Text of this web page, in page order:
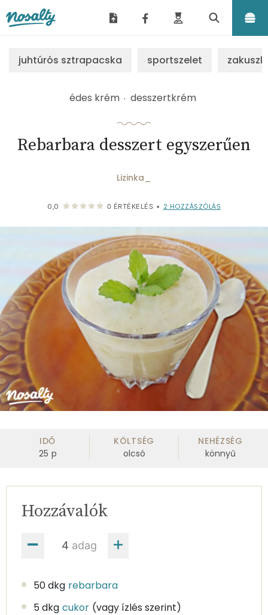
juhtúrós sztrapacska sportszelet
édes krém desszertkrém
Rebarbara desszert egyszerűen
Lizinka_
0,0 0 ÉRTÉKELÉS • 2 HOZZÁSZÓLÁS
IDŐ
25 p
KÖLTSÉG
olcsó
NEHÉZSÉG
könnyű
adag
Hozzávalók
50 dkg rebarbara
5 dkg cukor (vagy ízlés szerint)